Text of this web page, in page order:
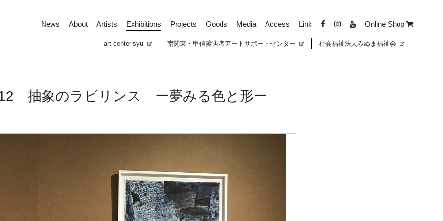
News About Artists Exhibitions Projects Goods Media Access Link Online Shop
art center syu 南関東・甲信障害者アートサポートセンター 社会福祉法人みぬま福祉会
抽象のラビリンス ー夢みる色と形ー